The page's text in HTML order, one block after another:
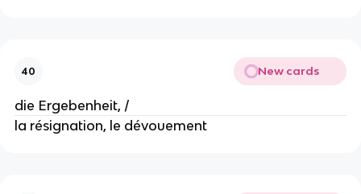
40 New cards
die Ergebenheit, /
la résignation, le dévouement